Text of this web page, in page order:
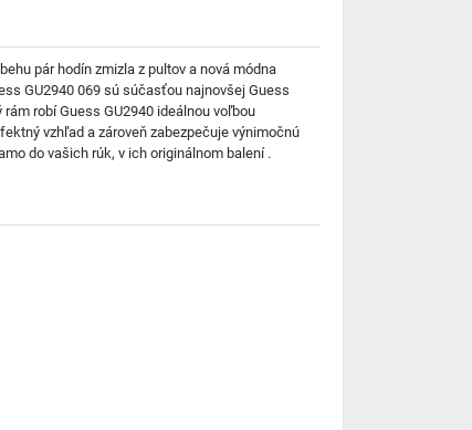
pár hodín zmizla z pultov a nová módna
GU2940 069 sú súčasťou najnovšej Guess
robí Guess GU2940 ideálnou voľbou
vzhľad a zároveň zabezpečuje výnimočnú
do vašich rúk, v ich originálnom balení .